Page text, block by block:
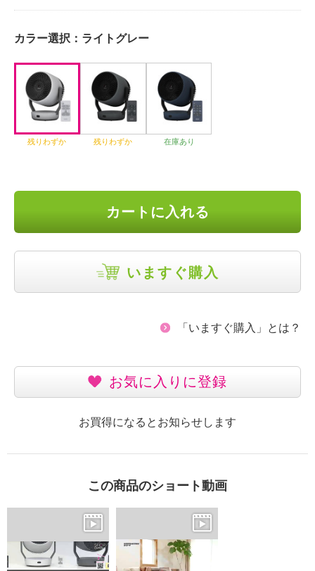
カラー選択： ライトグレー
残りわずか 残りわずか 在庫あり
カートに入れる
いますぐ購入
「いますぐ購入」とは？
お気に入りに登録
お買得になるとお知らせします
この商品のショート動画